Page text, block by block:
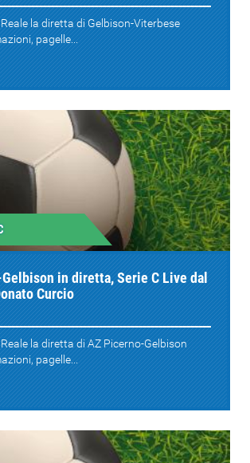
la diretta di Gelbison-Viterbese
pagelle...
in diretta, Serie C Live dal
Curcio
la diretta di AZ Picerno-Gelbison
pagelle...